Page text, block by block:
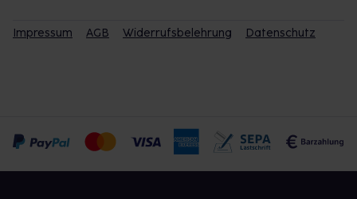
Impressum AGB Widerrufsbelehrung Datenschutz